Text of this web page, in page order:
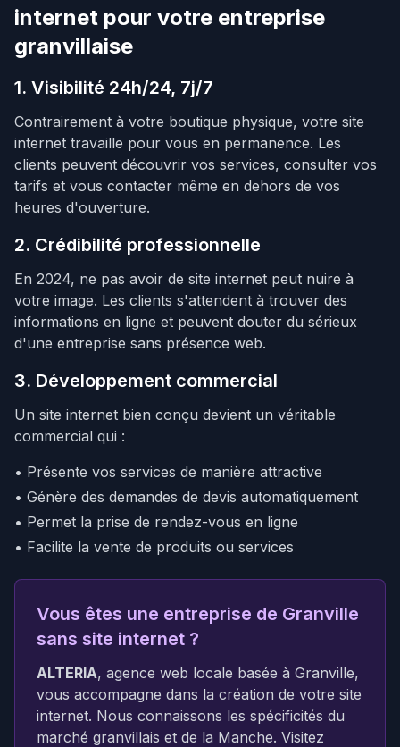
internet pour votre entreprise
granvillaise
1. Visibilité 24h/24, 7j/7
Contrairement à votre boutique physique, votre site
internet travaille pour vous en permanence. Les
clients peuvent découvrir vos services, consulter vos
tarifs et vous contacter même en dehors de vos
heures d'ouverture.
2. Crédibilité professionnelle
En 2024, ne pas avoir de site internet peut nuire à
votre image. Les clients s'attendent à trouver des
informations en ligne et peuvent douter du sérieux
d'une entreprise sans présence web.
3. Développement commercial
Un site internet bien conçu devient un véritable
commercial qui :
• Présente vos services de manière attractive
• Génère des demandes de devis automatiquement
• Permet la prise de rendez-vous en ligne
• Facilite la vente de produits ou services
Vous êtes une entreprise de Granville
sans site internet ?
ALTERIA, agence web locale basée à Granville,
vous accompagne dans la création de votre site
internet. Nous connaissons les spécificités du
marché granvillais et de la Manche. Visitez